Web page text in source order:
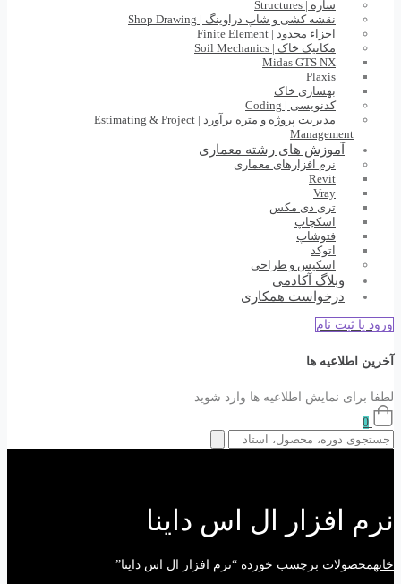
سازه | Structures
نقشه کشی و شاپ دراوینگ | Shop Drawing
اجزاء محدود | Finite Element
مکانیک خاک | Soil Mechanics
Midas GTS NX
Plaxis
بهسازی خاک
کدنویسی | Coding
مدیریت پروژه و متره برآورد | Estimating & Project
Management
آموزش های رشته معماری
نرم افزارهای معماری
Revit
Vray
تری دی مکس
اسکچاپ
فتوشاپ
اتوکد
اسکیس و طراحی
وبلاگ آکادمی
درخواست همکاری
ورود یا ثبت نام
آخرین اطلاعیه ها
لطفا برای نمایش اطلاعیه ها وارد شوید
0
نرم افزار ال اس داینا
خانهمحصولات برچسب خورده “نرم افزار ال اس داینا”